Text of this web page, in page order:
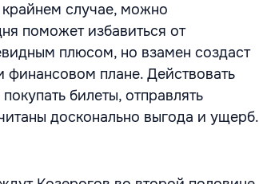
случае, можно
поможет избавиться от
плюсом, но взамен создаст
плане. Действовать
билеты, отправлять
досконально выгода и ущерб.